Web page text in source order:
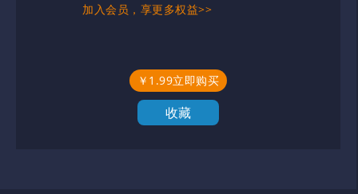
加入会员，享更多权益>>
￥1.99立即购买
收藏